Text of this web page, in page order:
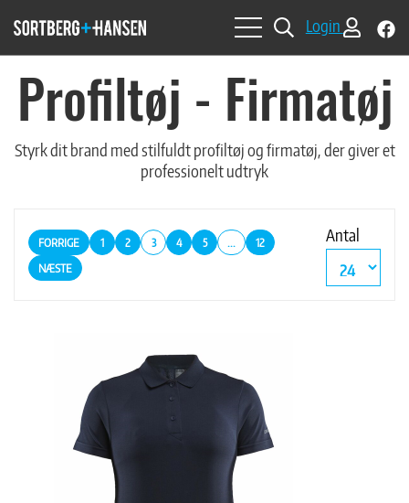
Login
Profiltøj - Firmatøj
Styrk dit brand med stilfuldt profiltøj og firmatøj, der giver et
professionelt udtryk
FORRIGE 1 2 3 4 5 ...
12
NÆSTE
Antal